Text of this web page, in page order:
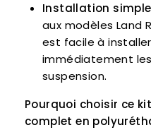
Installation simple
aux modèles Land
est facile à
immédiatement
suspension.
Pourquoi choisir ce
complet en